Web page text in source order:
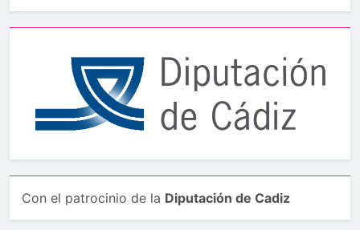
Con el patrocinio de la Diputación de Cadiz